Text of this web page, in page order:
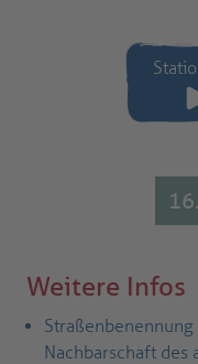
Weitere Infos
Straßenbenennung
Nachbarschaft des